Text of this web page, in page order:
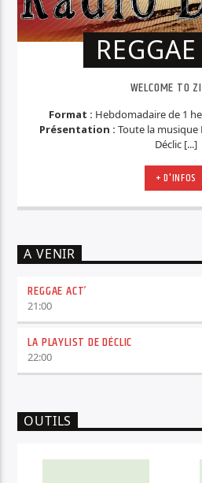
REGGAE
WELCOME TO
Format : Hebdomadaire de 1
Présentation : Toute la musique
Déclic [...]
+ D'INFOS
A VENIR
REGGAE ACT’
21:00
LA PLAYLIST DE DÉCLIC
22:00
OUTILS